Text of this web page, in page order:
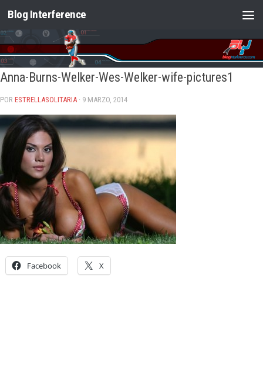
Saltar al contenido
Blog Interference
Anna-Burns-Welker-Wes-Welker-wife-pictures1
POR ESTRELLASOLITARIA · 9 MARZO, 2014
Facebook X